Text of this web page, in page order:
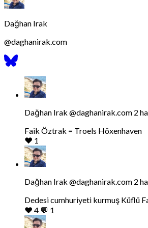
Dağhan Irak
@daghanirak.com
Bluesky
Profilini
Bluesky'da
Dağhan
Irak
tarafindan
yazilan
gonderiyi
goruntule
Dağhan Irak @daghanirak.com 2
Faik Öztrak = Troels Höxenhaven
❤️ 1
Bluesky'da
Dağhan
Irak
tarafindan
yazilan
gonderiyi
goruntule
Dağhan Irak @daghanirak.com 2
Dedesi cumhuriyeti kurmuş Küflü
❤️ 4 💬 1
Bluesky'da